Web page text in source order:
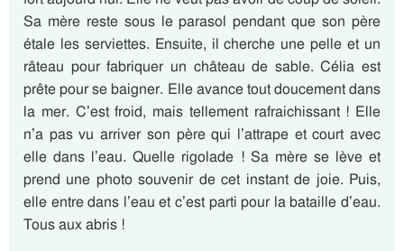
Sa mère reste sous le parasol pendant que son père
étale les serviettes. Ensuite, il cherche une pelle et un
râteau pour fabriquer un château de sable. Célia est
prête pour se baigner. Elle avance tout doucement dans
la mer. C’est froid, mais tellement rafraichissant ! Elle
n’a pas vu arriver son père qui l’attrape et court avec
elle dans l’eau. Quelle rigolade ! Sa mère se lève et
prend une photo souvenir de cet instant de joie. Puis,
elle entre dans l’eau et c’est parti pour la bataille d’eau.
Tous aux abris !